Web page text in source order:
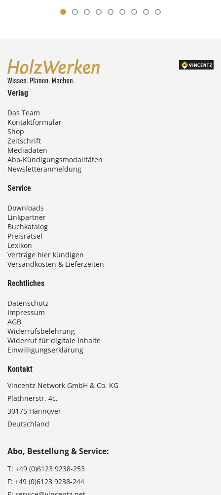
Verlag
Das Team
Kontaktformular
Shop
Zeitschrift
Mediadaten
Abo-Kündigungsmodalitäten
Newsletteranmeldung
Service
Downloads
Linkpartner
Buchkatalog
Preisrätsel
Lexikon
Verträge hier kündigen
Versandkosten & Lieferzeiten
Rechtliches
Datenschutz
Impressum
AGB
Widerrufsbelehrung
Widerruf für digitale Inhalte
Einwilligungserklärung
Kontakt
Vincentz Network GmbH & Co. KG
Plathnerstr. 4c,
30175 Hannover
Deutschland
Abo, Bestellung & Service:
T: +49 (0)6123 9238-253
F: +49 (0)6123 9238-244